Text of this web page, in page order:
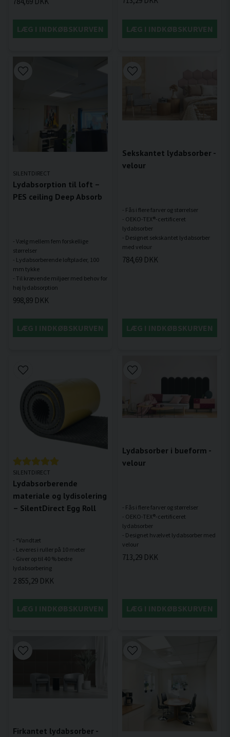
LÆG I INDKØBSKURVEN LÆG I INDKØBSKURVEN
SILENTDIRECT
Lydabsorption til loft –
PES ceiling Deep Absorb
- Vælg mellem fem forskellige
størrelser
- Lydabsorberende loftplader, 100
mm tykke
- Til krævende miljøer med behov for
998,89 DKK
LÆG I INDKØBSKURVEN
Sekskantet lydabsorber -
velour
- Fås i flere farver og størrelser
- OEKO-TEX®-certificeret
lydabsorber
- Designet sekskantet lydabsorber
784,69 DKK
LÆG I INDKØBSKURVEN
SILENTDIRECT
Lydabsorberende
materiale og lydisolering
– SilentDirect Egg Roll
- *Vandtæt
- Leveres i ruller på 10 meter
- Giver op til 40 % bedre
2 855,29 DKK
LÆG I INDKØBSKURVEN
Lydabsorber i bueform -
velour
- Fås i flere farver og størrelser
- OEKO-TEX®-certificeret
lydabsorber
- Designet hvælvet lydabsorber med
713,29 DKK
LÆG I INDKØBSKURVEN
Firkantet lydabsorber -